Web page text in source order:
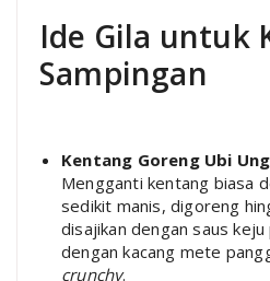
Ide Gila untuk
Sampingan
Kentang Goreng Ubi
Mengganti kentang biasa
sedikit manis, digoreng
disajikan dengan saus
dengan kacang mete
crunchy.